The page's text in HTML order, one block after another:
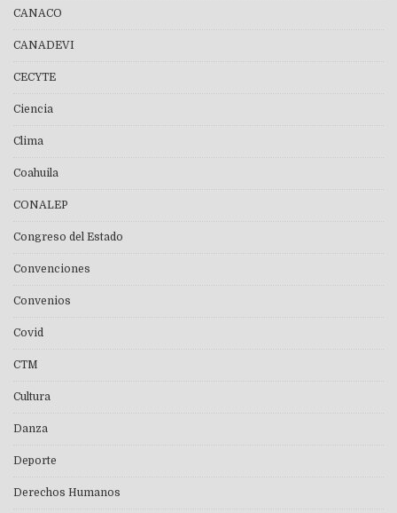
CANACO
CANADEVI
CECYTE
Ciencia
Clima
Coahuila
CONALEP
Congreso del Estado
Convenciones
Convenios
Covid
CTM
Cultura
Danza
Deporte
Derechos Humanos